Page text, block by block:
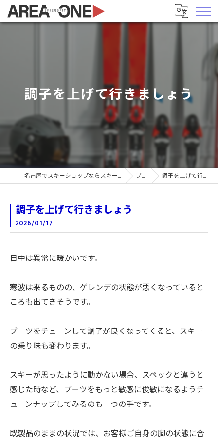
調子を上げて行きましょう
名古屋でスキーショップならスキーヤーズピットエリア1 ブログ 調子を上げて行きましょう
調子を上げて行きましょう
2026/01/17
日中は異常に暖かいです。
寒波は来るものの、ゲレンデの状態が悪くなっていると
ころも出てきそうです。
ブーツをチューンして調子が良くなってくると、スキー
の乗り味も変わります。
スキーが思ったように動かない場合、スペックと違うと
感じた時など、ブーツをもっと敏感に俊敏になるようチ
ューンナップしてみるのも一つの手です。
既製品のままの状況では、お客様ご自身の脚の状態に合